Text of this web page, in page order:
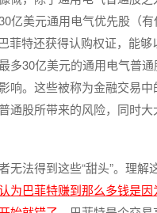
亿美元通用电气优先股（
菲特还获得认购权证，能够
多30亿美元的通用电气普
响。这些被称为金融交易中
通股所带来的风险，同时大
无法得到这些“甜头”。理解
为巴菲特赚到那么多钱是